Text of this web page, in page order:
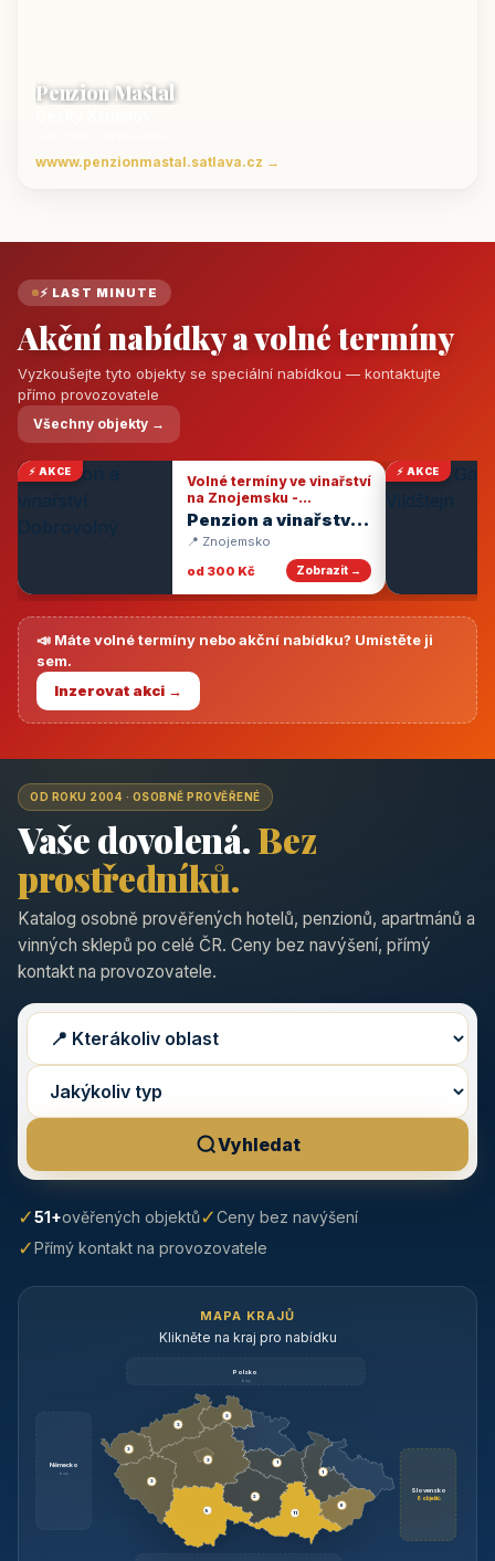
Penzion Maštal
wwww.penzionmastal.satlava.cz →
⚡ LAST MINUTE
Akční nabídky a volné termíny
Vyzkoušejte tyto objekty se speciální nabídkou — kontaktujte
přímo provozovatele
Všechny objekty →
⚡ AKCE
Volné termíny ve vinařství
na Znojemsku -
degustace vín
Penzion a vinařství
Dobrovolný
📍 Znojemsko
od 300 Kč
Zobrazit →
⚡ AKCE
📣 Máte volné termíny nebo akční nabídku? Umístěte ji
sem.
Inzerovat akci →
OD ROKU 2004 · OSOBNĚ PROVĚŘENÉ
Vaše dovolená.Bez
prostředníků.
Katalog osobně prověřených hotelů, penzionů, apartmánů a
vinných sklepů po celé ČR. Ceny bez navýšení, přímý
kontakt na provozovatele.
Vyhledat
✓51+ověřených objektů✓Ceny bez navýšení
✓Přímý kontakt na provozovatele
MAPA KRAJŮ
Klikněte na kraj pro nabídku
Polsko
brzy
Německo
brzy
Slovensko
6 objektů
3
9
3
3
3
3
1
2
11
1
6